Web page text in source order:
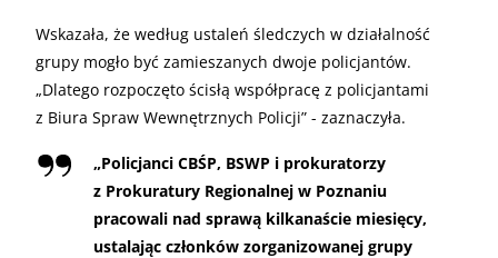
Wskazała, że według ustaleń śledczych w działalność
grupy mogło być zamieszanych dwoje policjantów.
„Dlatego rozpoczęto ścisłą współpracę z policjantami
z Biura Spraw Wewnętrznych Policji” - zaznaczyła.
„Policjanci CBŚP, BSWP i prokuratorzy
z Prokuratury Regionalnej w Poznaniu
pracowali nad sprawą kilkanaście miesięcy,
ustalając członków zorganizowanej grupy